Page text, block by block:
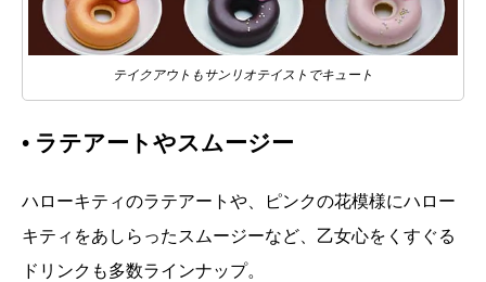
テイクアウトもサンリオテイストでキュート
• ラテアートやスムージー
ハローキティのラテアートや、ピンクの花模様にハロー
キティをあしらったスムージーなど、乙女心をくすぐる
ドリンクも多数ラインナップ。